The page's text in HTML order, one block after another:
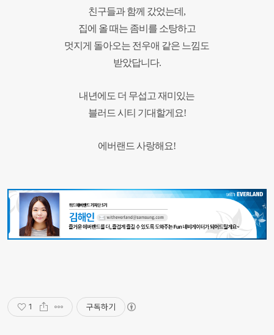
친구들과 함께 갔었는데,
집에 올 때는 좀비를 소탕하고
멋지게 돌아오는 전우애 같은 느낌도
받았답니다.
내년에도 더 무섭고 재미있는
블러드 시티 기대할게요!
에버랜드 사랑해요!
1 구독하기